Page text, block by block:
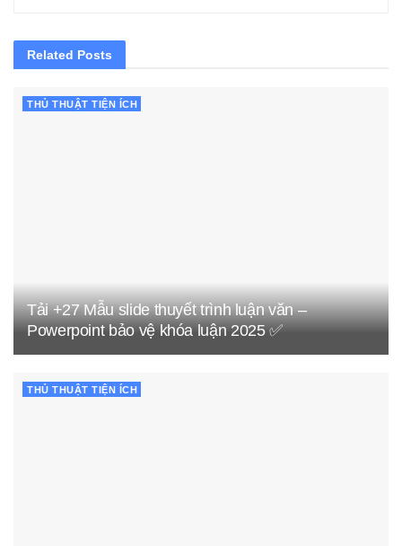
Related Posts
THỦ THUẬT TIỆN ÍCH
Tải +27 Mẫu slide thuyết trình luận văn –
Powerpoint bảo vệ khóa luận 2025 ✅
THỦ THUẬT TIỆN ÍCH